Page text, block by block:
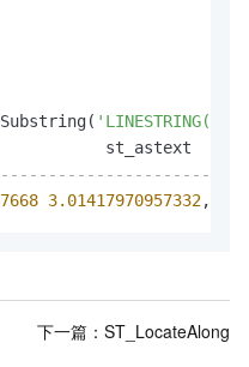
'LINESTRING(0
3.01417970957332,
下一篇： ST_LocateAlong